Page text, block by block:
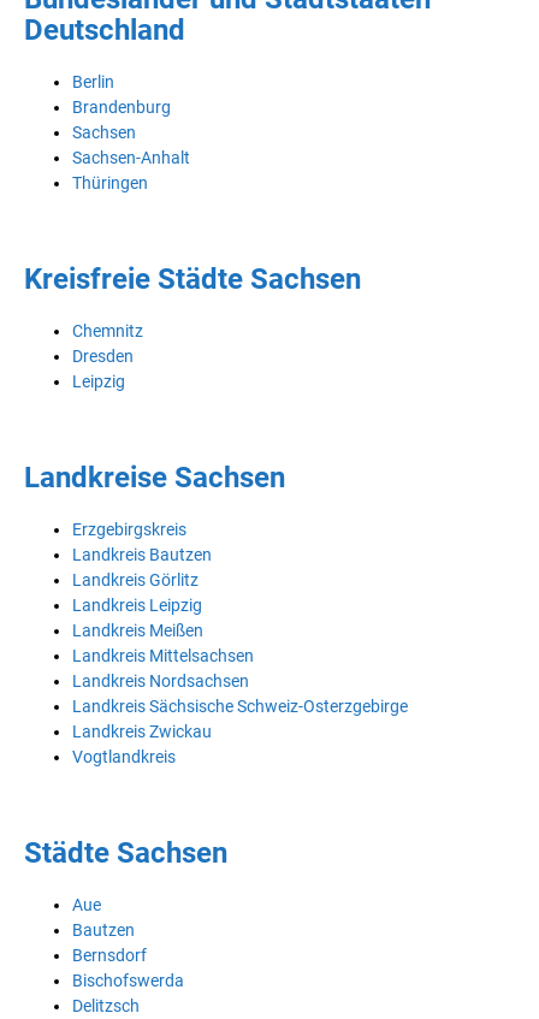
Deutschland
Berlin
Brandenburg
Sachsen
Sachsen-Anhalt
Thüringen
Kreisfreie Städte Sachsen
Chemnitz
Dresden
Leipzig
Landkreise Sachsen
Erzgebirgskreis
Landkreis Bautzen
Landkreis Görlitz
Landkreis Leipzig
Landkreis Meißen
Landkreis Mittelsachsen
Landkreis Nordsachsen
Landkreis Sächsische Schweiz-Osterzgebirge
Landkreis Zwickau
Vogtlandkreis
Städte Sachsen
Aue
Bautzen
Bernsdorf
Bischofswerda
Delitzsch